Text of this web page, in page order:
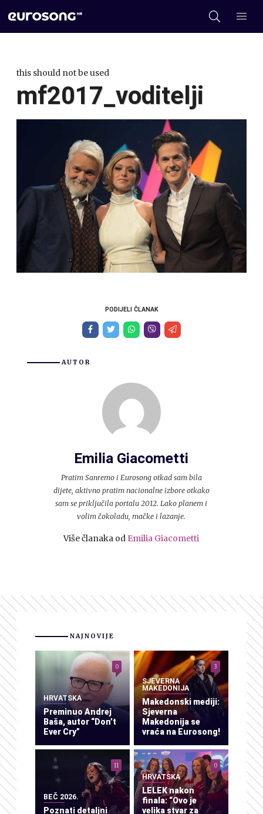
this should not be used
mf2017_voditelji
PODIJELI ČLANAK
AUTOR
Emilia Giacometti
Pratim Sanremo i Eurosong otkad sam bila
dijete, aktivno pratim nacionalne izbore otkako
sam se priključila portalu 2012. Lako planem i
volim čokoladu, mačke i lazanje.
Više članaka od Emilia Giacometti
NAJNOVIJE
HRVATSKA
Preminuo Andrej
Baša, autor “Don’t
Ever Cry”
0
SJEVERNA
MAKEDONIJA
Makedonski mediji:
Sjeverna
Makedonija se
vraća na Eurosong!
3
BEČ 2026.
Poznati detaljni
11
HRVATSKA
LELEK nakon
finala: “Ovo je
velika stvar za
0